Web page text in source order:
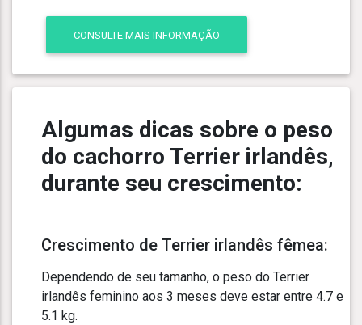
CONSULTE MAIS INFORMAÇÃO
Algumas dicas sobre o peso
do cachorro Terrier irlandês,
durante seu crescimento:
Crescimento de Terrier irlandês fêmea:
Dependendo de seu tamanho, o peso do Terrier
irlandês feminino aos 3 meses deve estar entre 4.7 e
5.1 kg.